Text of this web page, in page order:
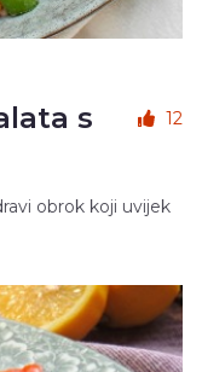
s
12
obrok koji uvijek